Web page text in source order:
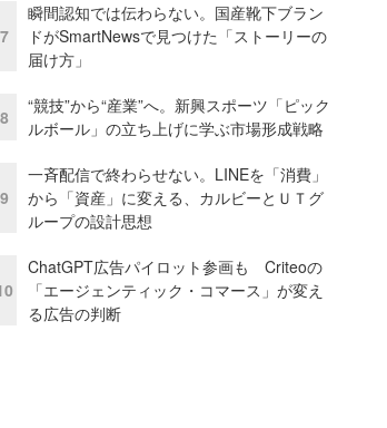
7
瞬間認知では伝わらない。国産靴下ブラン
ドがSmartNewsで見つけた「ストーリーの
届け方」
8
“競技”から“産業”へ。新興スポーツ「ピック
ルボール」の立ち上げに学ぶ市場形成戦略
9
一斉配信で終わらせない。LINEを「消費」
から「資産」に変える、カルビーとＵＴグ
ループの設計思想
ChatGPT広告パイロット参画も Criteoの
「エージェンティック・コマース」が変え
る広告の判断